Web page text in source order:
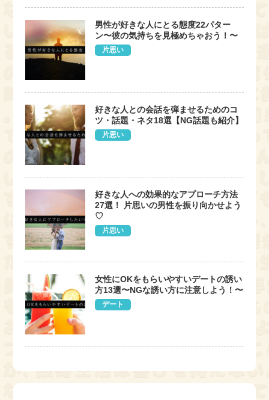
男性が好きな人にとる態度22パター
ン〜彼の気持ちを見極めちゃおう！〜
片思い
好きな人との会話を弾ませるためのコ
ツ・話題・ネタ18選【NG話題も紹介】
片思い
好きな人への効果的なアプローチ方法
27選！ 片思いの男性を振り向かせよう
♡
片思い
女性にOKをもらいやすいデートの誘い
方13選〜NGな誘い方に注意しよう！〜
デート